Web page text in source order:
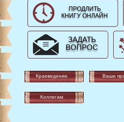
ПРОДЛИТЬ
КНИГУ ОНЛАЙН
ЗАДАТЬ
ВОПРОС
Краеведение Ваши
Коллегам